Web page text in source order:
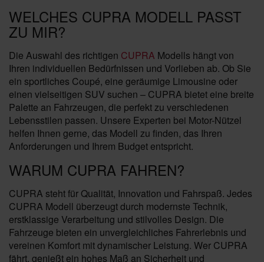
WELCHES CUPRA MODELL PASST
ZU MIR?
Die Auswahl des richtigen CUPRA Modells hängt von
Ihren individuellen Bedürfnissen und Vorlieben ab. Ob Sie
ein sportliches Coupé, eine geräumige Limousine oder
einen vielseitigen SUV suchen – CUPRA bietet eine breite
Palette an Fahrzeugen, die perfekt zu verschiedenen
Lebensstilen passen. Unsere Experten bei Motor-Nützel
helfen Ihnen gerne, das Modell zu finden, das Ihren
Anforderungen und Ihrem Budget entspricht.
WARUM CUPRA FAHREN?
CUPRA steht für Qualität, Innovation und Fahrspaß. Jedes
CUPRA Modell überzeugt durch modernste Technik,
erstklassige Verarbeitung und stilvolles Design. Die
Fahrzeuge bieten ein unvergleichliches Fahrerlebnis und
vereinen Komfort mit dynamischer Leistung. Wer CUPRA
fährt, genießt ein hohes Maß an Sicherheit und